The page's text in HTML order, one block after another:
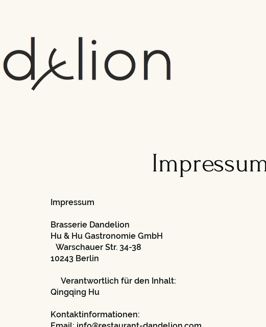
Impressum
Brasserie Dandelion
Hu & Hu Gastronomie GmbH
Warschauer Str. 34-38
10243 Berlin
Verantwortlich für den Inhalt:
Qingqing Hu
Kontaktinformationen: